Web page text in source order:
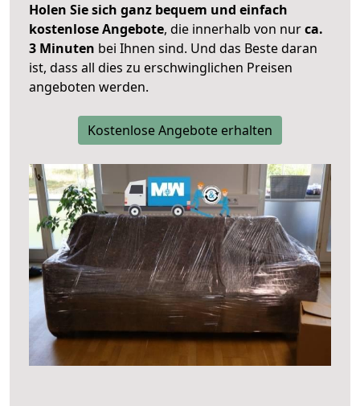
Holen Sie sich ganz bequem und einfach
kostenlose Angebote, die innerhalb von nurca.
3 Minuten bei Ihnen sind. Und das Beste daran
ist, dass all dies zu erschwinglichen Preisen
angeboten werden.
Kostenlose Angebote erhalten